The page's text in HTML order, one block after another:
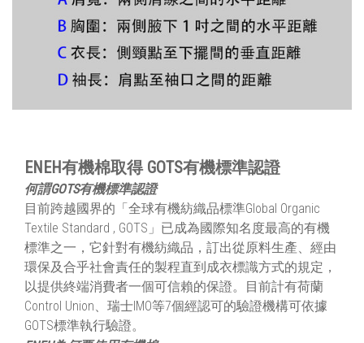
ENEH有機棉取得 GOTS有機標準認證
何謂GOTS有機標準認證
目前跨越國界的「全球有機紡織品標準Global Organic
Textile Standard , GOTS」已成為國際知名度最高的有機
標準之一，它針對有機紡織品，訂出從原料生產、經由
環保及合乎社會責任的製程直到成衣標識方式的規定，
以提供終端消費者一個可信賴的保證。目前計有荷蘭
Control Union、瑞士IMO等7個經認可的驗證機構可依據
GOTS標準執行驗證。